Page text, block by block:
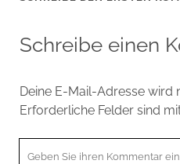
Schreibe einen
Deine E-Mail-Adresse wird
Erforderliche Felder sind